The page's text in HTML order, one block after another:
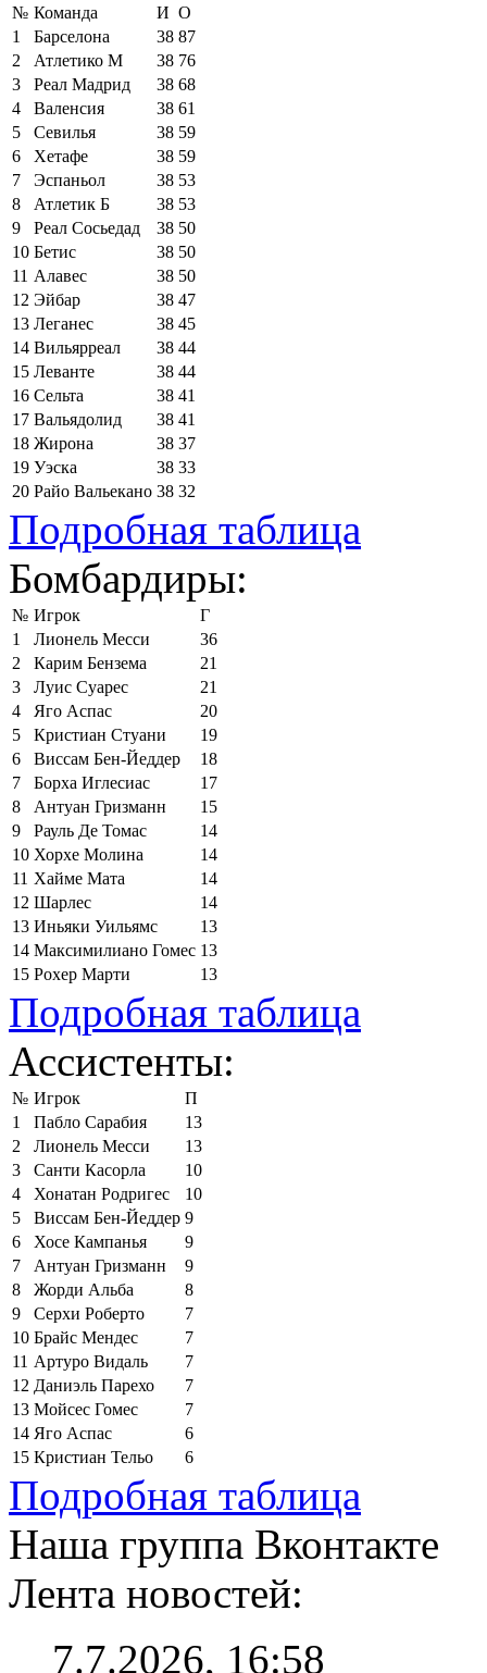
№ Команда И О
1
Барселона 38 87
2
Атлетико М 38 76
3
Реал Мадрид 38 68
4
Валенсия 38 61
5
Севилья 38 59
6
Хетафе 38 59
7
Эспаньол 38 53
8
Атлетик Б 38 53
9
Реал Сосьедад 38 50
10 Бетис 38 50
11 Алавес 38 50
12 Эйбар 38 47
13 Леганес 38 45
14 Вильярреал 38 44
15 Леванте 38 44
16 Сельта 38 41
17 Вальядолид 38 41
18 Жирона 38 37
19 Уэска 38 33
20 Райо Вальекано 38 32
Подробная таблица
Бомбардиры:
№ Игрок
Г
1
Лионель Месси
36
2
Карим Бензема
21
3
Луис Суарес
21
4
Яго Аспас
20
5
Кристиан Стуани
19
6
Виссам Бен-Йеддер
18
7
Борха Иглесиас
17
8
Антуан Гризманн
15
9
Рауль Де Томас
14
10 Хорхе Молина
14
11 Хайме Мата
14
12 Шарлес
14
13 Иньяки Уильямс
13
14 Максимилиано Гомес 13
15 Рохер Марти 13
Подробная таблица
Ассистенты:
№ Игрок
П
1
Пабло Сарабия
13
2
Лионель Месси
13
3
Санти Касорла
10
4
Хонатан Родригес
10
5
Виссам Бен-Йеддер 9
6
Хосе Кампанья
9
7
Антуан Гризманн
9
8
Жорди Альба
8
9
Серхи Роберто
7
10 Брайс Мендес
7
11 Артуро Видаль
7
12 Даниэль Парехо
7
13 Мойсес Гомес
7
14 Яго Аспас
6
15 Кристиан Тельо 6
Подробная таблица
Наша группа Вконтакте
Лента новостей:
7.7.2026, 16:58